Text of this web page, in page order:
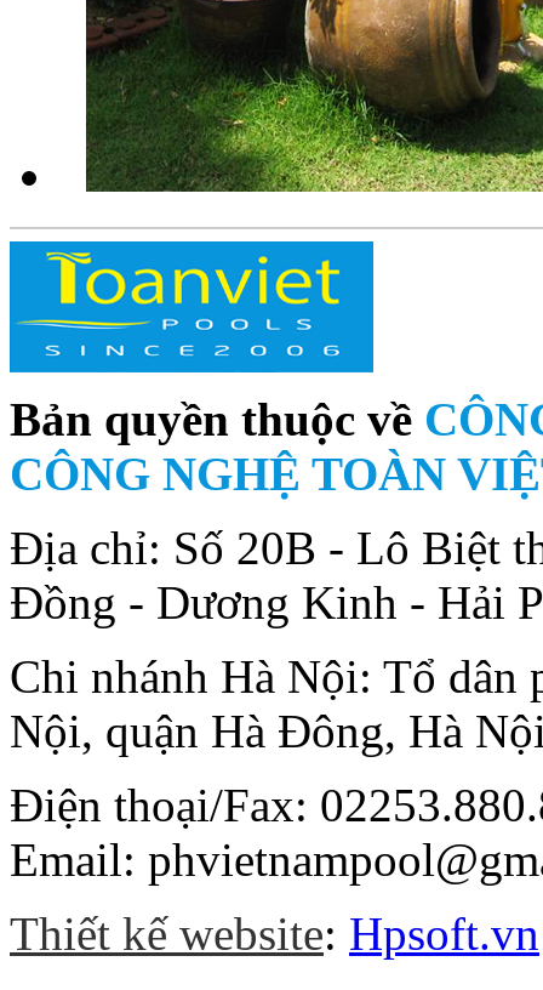
Bản quyền thuộc về
CÔNG NGHỆ TOÀN
Địa chỉ: Số 20B - Lô Biệt
Đồng - Dương Kinh - Hải
Chi nhánh Hà Nội: Tổ
Nội, quận Hà Đông, Hà
Điện thoại/Fax:
Email:
Thiết kế website: Hpsoft.vn